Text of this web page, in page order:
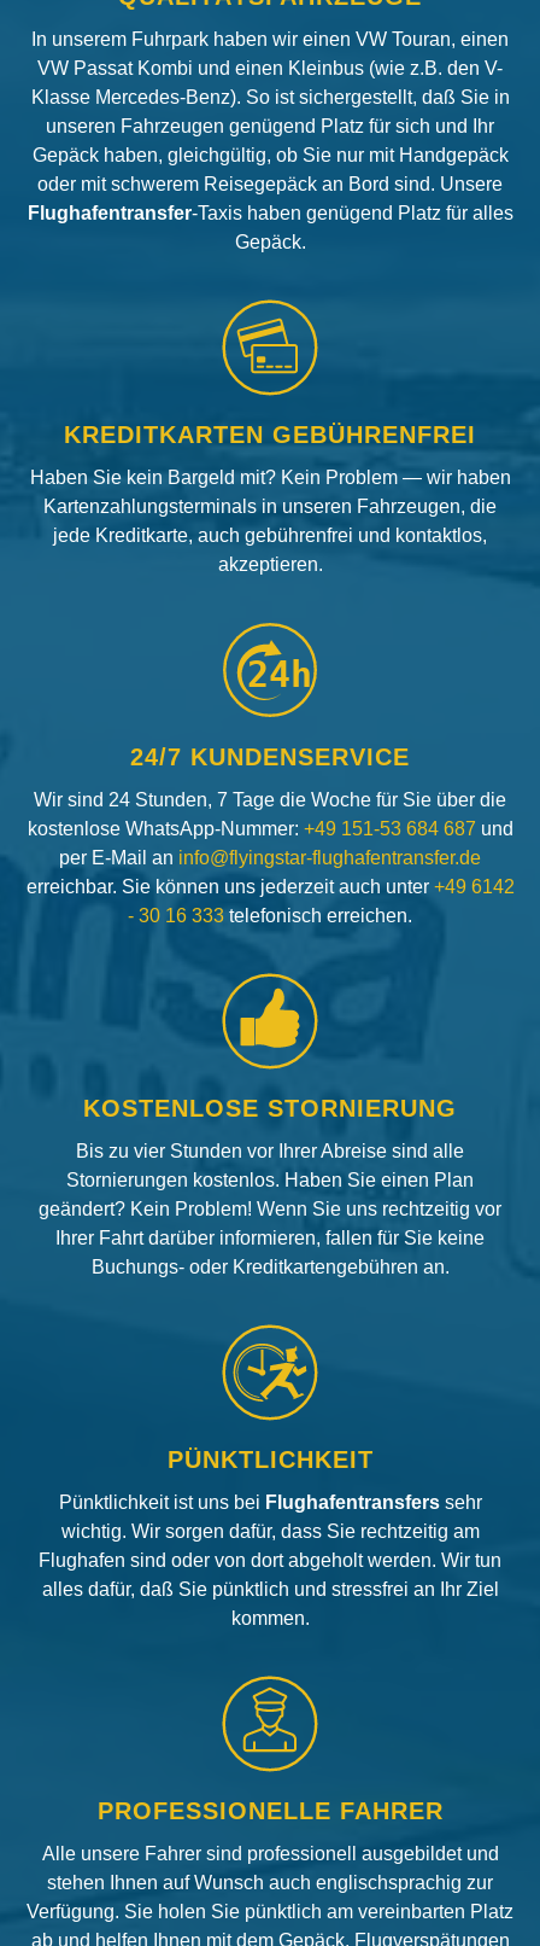
In unserem Fuhrpark haben wir einen VW Touran, einen
VW Passat Kombi und einen Kleinbus (wie z.B. den V-
Klasse Mercedes-Benz). So ist sichergestellt, daß Sie in
unseren Fahrzeugen genügend Platz für sich und Ihr
Gepäck haben, gleichgültig, ob Sie nur mit Handgepäck
oder mit schwerem Reisegepäck an Bord sind. Unsere
Flughafentransfer-Taxis haben genügend Platz für alles
Gepäck.
KREDITKARTEN GEBÜHRENFREI
Haben Sie kein Bargeld mit? Kein Problem — wir haben
Kartenzahlungsterminals in unseren Fahrzeugen, die
jede Kreditkarte, auch gebührenfrei und kontaktlos,
akzeptieren.
24h
24/7 KUNDENSERVICE
Wir sind 24 Stunden, 7 Tage die Woche für Sie über die
kostenlose WhatsApp-Nummer: +49 151-53 684 687 und
per E-Mail an info@flyingstar-flughafentransfer.de
erreichbar. Sie können uns jederzeit auch unter +49 6142
- 30 16 333 telefonisch erreichen.
KOSTENLOSE STORNIERUNG
Bis zu vier Stunden vor Ihrer Abreise sind alle
Stornierungen kostenlos. Haben Sie einen Plan
geändert? Kein Problem! Wenn Sie uns rechtzeitig vor
Ihrer Fahrt darüber informieren, fallen für Sie keine
Buchungs- oder Kreditkartengebühren an.
PÜNKTLICHKEIT
Pünktlichkeit ist uns bei Flughafentransfers sehr
wichtig. Wir sorgen dafür, dass Sie rechtzeitig am
Flughafen sind oder von dort abgeholt werden. Wir tun
alles dafür, daß Sie pünktlich und stressfrei an Ihr Ziel
kommen.
PROFESSIONELLE FAHRER
Alle unsere Fahrer sind professionell ausgebildet und
stehen Ihnen auf Wunsch auch englischsprachig zur
Verfügung. Sie holen Sie pünktlich am vereinbarten Platz
ab und helfen Ihnen mit dem Gepäck. Flugverspätungen